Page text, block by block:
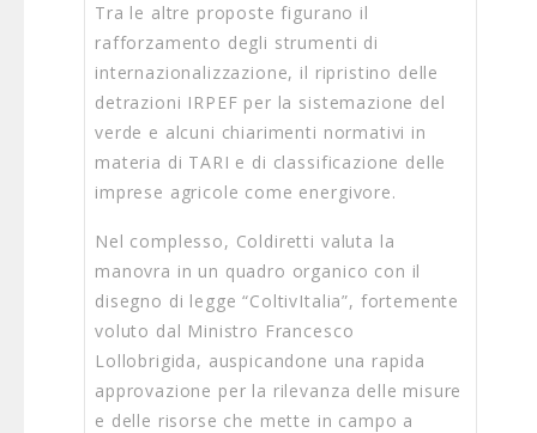
Tra le altre proposte figurano il
rafforzamento degli strumenti di
internazionalizzazione, il ripristino delle
detrazioni IRPEF per la sistemazione del
verde e alcuni chiarimenti normativi in
materia di TARI e di classificazione delle
imprese agricole come energivore.
Nel complesso, Coldiretti valuta la
manovra in un quadro organico con il
disegno di legge “ColtivItalia”, fortemente
voluto dal Ministro Francesco
Lollobrigida, auspicandone una rapida
approvazione per la rilevanza delle misure
e delle risorse che mette in campo a